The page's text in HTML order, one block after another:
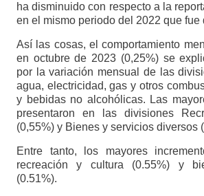
ha disminuido con respecto a la
en el mismo periodo del 2022 que fue
Así las cosas, el comportamiento
en octubre de 2023 (0,25%) se
por la variación mensual de las
agua, electricidad, gas y otros
y bebidas no alcohólicas. Las
presentaron en las divisiones
(0,55%) y Bienes y servicios diversos
Entre tanto, los mayores
recreación y cultura (0.55%) y
(0.51%).